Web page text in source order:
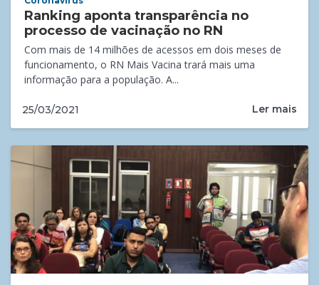
Ranking aponta transparência no
processo de vacinação no RN
Com mais de 14 milhões de acessos em dois meses de
funcionamento, o RN Mais Vacina trará mais uma
informação para a população. A...
25/03/2021 Ler mais